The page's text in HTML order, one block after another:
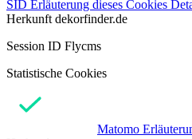
SID Erläuterung dieses Cookies
Herkunft dekorfinder.de
Session ID Flycms
Statistische Cookies
Matomo